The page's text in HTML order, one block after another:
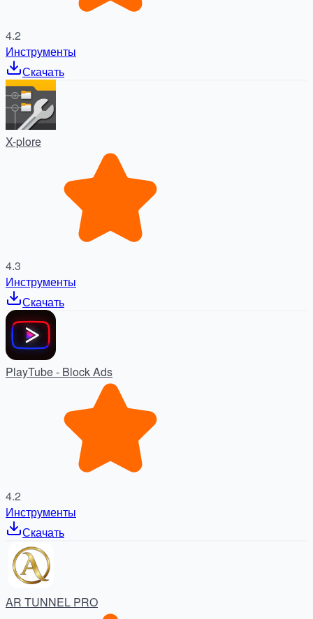
4.2
Инструменты
Скачать
X-plore
4.3
Инструменты
Скачать
PlayTube - Block Ads
4.2
Инструменты
Скачать
AR TUNNEL PRO